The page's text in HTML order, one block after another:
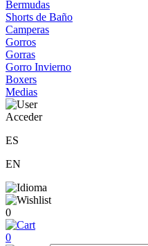
Bermudas
Shorts de Baño
Camperas
Gorros
Gorras
Gorro Invierno
Boxers
Medias
Acceder
ES
EN
0
0